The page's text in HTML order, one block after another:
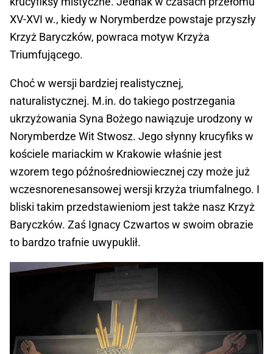
XV-XVI w., kiedy w Norymberdze powstaje przyszły
Krzyż Baryczków, powraca motyw Krzyża
Triumfującego.
Choć w wersji bardziej realistycznej,
naturalistycznej. M.in. do takiego postrzegania
ukrzyżowania Syna Bożego nawiązuje urodzony w
Norymberdze Wit Stwosz. Jego słynny krucyfiks w
kościele mariackim w Krakowie właśnie jest
wzorem tego późnośredniowiecznej czy może już
wczesnorenesansowej wersji krzyża triumfalnego. I
bliski takim przedstawieniom jest także nasz Krzyż
Baryczków. Zaś Ignacy Czwartos w swoim obrazie
to bardzo trafnie uwypuklił.